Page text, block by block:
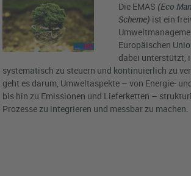
Die EMAS (Eco-
Scheme) ist ein
Europäischen
dabei unterstützt,
systematisch zu steuern und kontinuierlich zu
geht es darum, Umweltaspekte – von Energie-
bis hin zu Emissionen und Lieferketten –
Prozesse zu integrieren und messbar zu machen.